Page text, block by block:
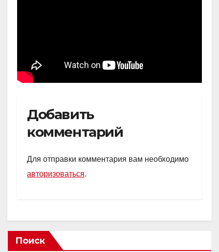
Добавить
комментарий
Для отправки комментария вам необходимо
авторизоваться.
Поиск